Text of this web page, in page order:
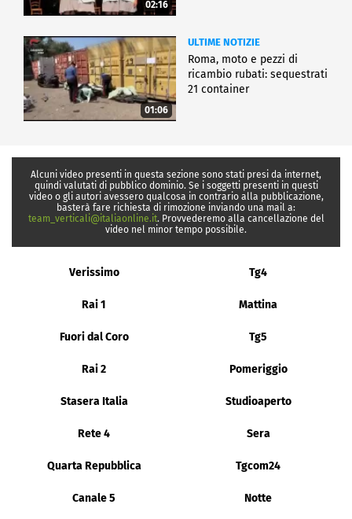
02:16
01:06
ULTIME NOTIZIE
Roma, moto e pezzi di
ricambio rubati: sequestrati
21 container
Alcuni video presenti in questa sezione sono stati presi da internet,
quindi valutati di pubblico dominio. Se i soggetti presenti in questi
video o gli autori avessero qualcosa in contrario alla pubblicazione,
basterà fare richiesta di rimozione inviando una mail a:
team_verticali@italiaonline.it. Provvederemo alla cancellazione del
video nel minor tempo possibile.
Verissimo Tg4
Rai 1 Mattina
Fuori dal Coro Tg5
Rai 2 Pomeriggio
Stasera Italia Studioaperto
Rete 4 Sera
Quarta Repubblica Tgcom24
Canale 5 Notte